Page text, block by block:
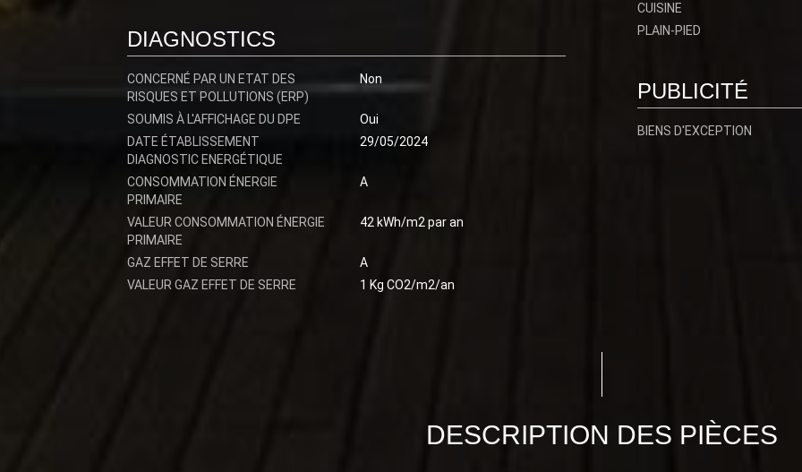
CUISINE
PLAIN-PIED
DIAGNOSTICS
CONCERNÉ PAR UN ETAT DES
RISQUES ET POLLUTIONS (ERP)
Non
SOUMIS À L'AFFICHAGE DU DPE
Oui
DATE ÉTABLISSEMENT
DIAGNOSTIC ENERGÉTIQUE
29/05/2024
CONSOMMATION ÉNERGIE
PRIMAIRE
A
VALEUR CONSOMMATION ÉNERGIE
PRIMAIRE
42 kWh/m2 par an
GAZ EFFET DE SERRE
A
VALEUR GAZ EFFET DE SERRE
1 Kg CO2/m2/an
PUBLICITÉ
BIENS D'EXCEPTION
DESCRIPTION DES PIÈCES